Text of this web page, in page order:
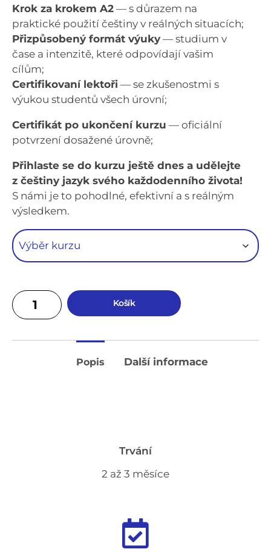
Krok za krokem A2 — s důrazem na
praktické použití češtiny v reálných situacích;
Přizpůsobený formát výuky — studium v
čase a intenzitě, které odpovídají vašim
cílům;
Certifikovaní lektoři — se zkušenostmi s
výukou studentů všech úrovní;
Certifikát po ukončení kurzu — oficiální
potvrzení dosažené úrovně;
Přihlaste se do kurzu ještě dnes a udělejte
z češtiny jazyk svého každodenního života!
S námi je to pohodlné, efektivní a s reálným
výsledkem.
Košík
Popis Další informace
Trvání
2 až 3 měsíce